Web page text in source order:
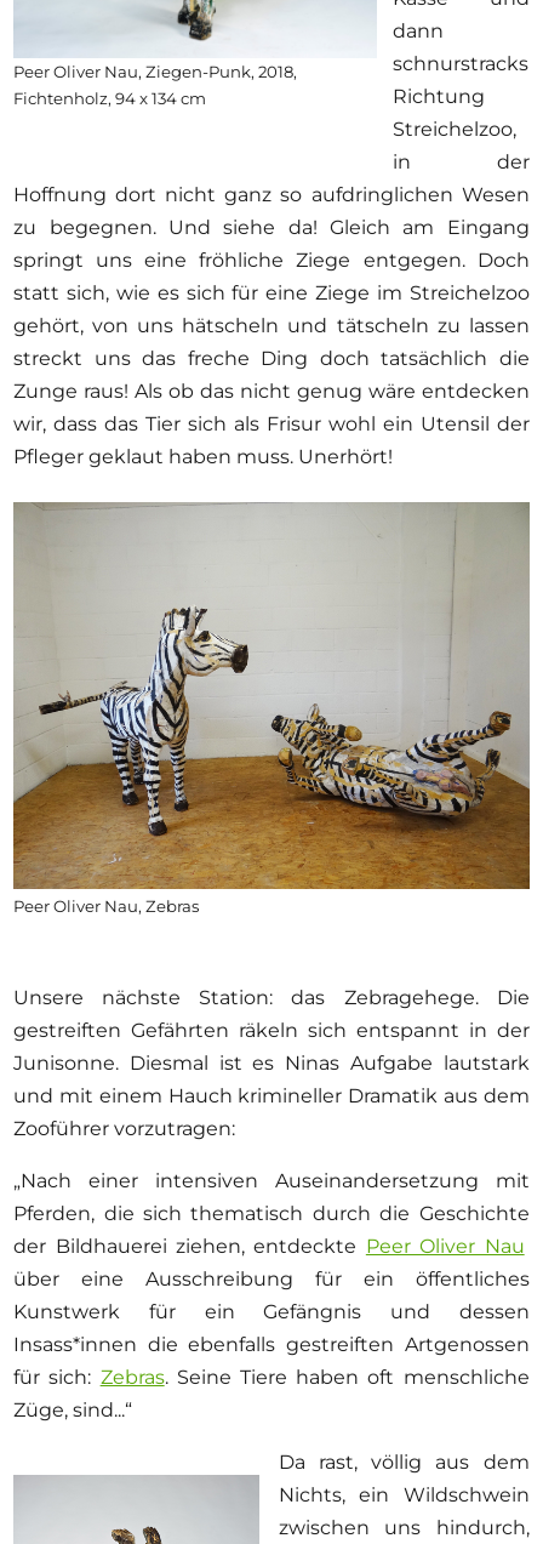
Peer Oliver Nau, Ziegen-Punk, 2018,
Fichtenholz, 94 x 134 cm
dann
schnurstracks
Richtung
Streichelzoo,
in der
Hoffnung dort nicht ganz so aufdringlichen Wesen
zu begegnen. Und siehe da! Gleich am Eingang
springt uns eine fröhliche Ziege entgegen. Doch
statt sich, wie es sich für eine Ziege im Streichelzoo
gehört, von uns hätscheln und tätscheln zu lassen
streckt uns das freche Ding doch tatsächlich die
Zunge raus! Als ob das nicht genug wäre entdecken
wir, dass das Tier sich als Frisur wohl ein Utensil der
Pfleger geklaut haben muss. Unerhört!
Peer Oliver Nau, Zebras
Unsere nächste Station: das Zebragehege. Die
gestreiften Gefährten räkeln sich entspannt in der
Junisonne. Diesmal ist es Ninas Aufgabe lautstark
und mit einem Hauch krimineller Dramatik aus dem
Zooführer vorzutragen:
„Nach einer intensiven Auseinandersetzung mit
Pferden, die sich thematisch durch die Geschichte
der Bildhauerei ziehen, entdeckte Peer Oliver Nau
über eine Ausschreibung für ein öffentliches
Kunstwerk für ein Gefängnis und dessen
Insass*innen die ebenfalls gestreiften Artgenossen
für sich: Zebras. Seine Tiere haben oft menschliche
Züge, sind...“
Da rast, völlig aus dem
Nichts, ein Wildschwein
zwischen uns hindurch,